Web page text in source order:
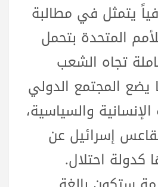
يتمثل في مطالبة
المتحدة بتحمل
تجاه الشعب
يضع المجتمع الدولي
والسياسية،
إسرائيل عن
كدولة احتلال.